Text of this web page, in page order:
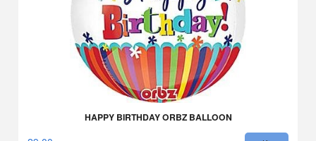
HAPPY BIRTHDAY ORBZ BALLOON